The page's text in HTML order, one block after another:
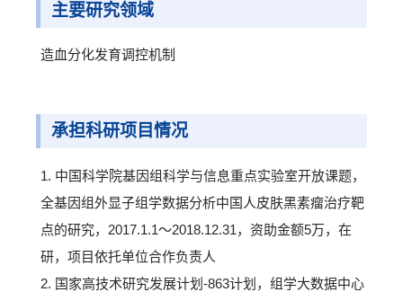
主要研究领域
造血分化发育调控机制
承担科研项目情况
1. 中国科学院基因组科学与信息重点实验室开放课题，
全基因组外显子组学数据分析中国人皮肤黑素瘤治疗靶
点的研究，2017.1.1～2018.12.31，资助金额5万，在
研，项目依托单位合作负责人
2. 国家高技术研究发展计划-863计划，组学大数据中心